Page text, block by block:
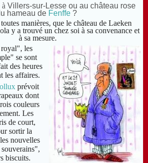
à Villers-sur-Lesse ou au château rose
hameau de Fenffe ?
manières, que le château de Laeken
y a trouvé un chez soi à sa convenance et
à sa mesure.
royal", les
se sont
des heures
les affaires.
prévoit
dont
couleurs
Les
de court,
sortir la
nouvelles
biscuits.